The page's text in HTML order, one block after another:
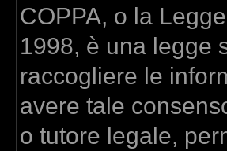
COPPA, o la
1998, è una legge
raccogliere le
avere tale
o tutore legale,